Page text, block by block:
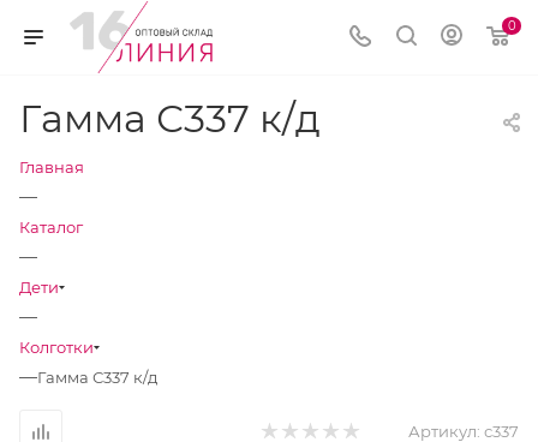
0
Гамма С337 к/д
Главная
—
Каталог
—
Дети
—
Колготки
—Гамма С337 к/д
Артикул: с337